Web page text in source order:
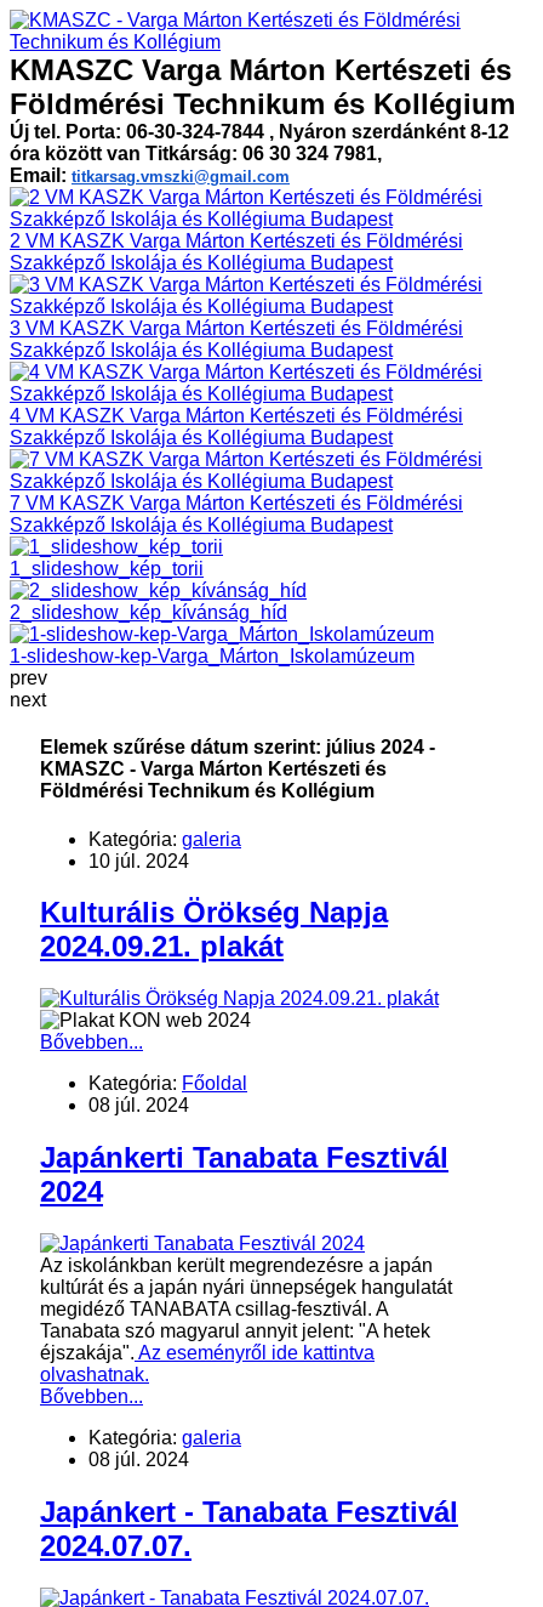
KMASZC Varga Márton Kertészeti és
Földmérési Technikum és Kollégium
Új tel. Porta: 06-30-324-7844 , Nyáron szerdánként 8-12
óra között van Titkárság: 06 30 324 7981,
Email: titkarsag.vmszki@gmail.com
2 VM KASZK Varga Márton Kertészeti és Földmérési
Szakképző Iskolája és Kollégiuma Budapest
3 VM KASZK Varga Márton Kertészeti és Földmérési
Szakképző Iskolája és Kollégiuma Budapest
4 VM KASZK Varga Márton Kertészeti és Földmérési
Szakképző Iskolája és Kollégiuma Budapest
7 VM KASZK Varga Márton Kertészeti és Földmérési
Szakképző Iskolája és Kollégiuma Budapest
1_slideshow_kép_torii
2_slideshow_kép_kívánság_híd
1-slideshow-kep-Varga_Márton_Iskolamúzeum
prev
next
Elemek szűrése dátum szerint: július 2024 -
KMASZC - Varga Márton Kertészeti és
Földmérési Technikum és Kollégium
Kategória: galeria
10 júl. 2024
Kulturális Örökség Napja
2024.09.21. plakát
Bővebben...
Kategória: Főoldal
08 júl. 2024
Japánkerti Tanabata Fesztivál
2024
Az iskolánkban került megrendezésre a japán
kultúrát és a japán nyári ünnepségek hangulatát
megidéző TANABATA csillag-fesztivál. A
Tanabata szó magyarul annyit jelent: "A hetek
éjszakája". Az eseményről ide kattintva
olvashatnak.
Bővebben...
Kategória: galeria
08 júl. 2024
Japánkert - Tanabata Fesztivál
2024.07.07.